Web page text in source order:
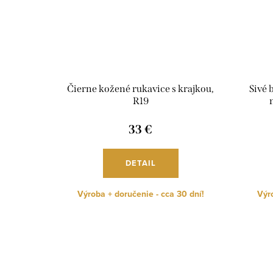
Čierne kožené rukavice s krajkou,
R19
33 €
DETAIL
Výroba + doručenie - cca 30 dní!
Sivé